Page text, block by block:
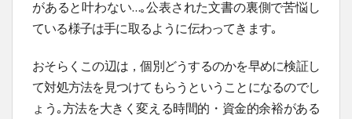
があると叶わない…｡公表された文書の裏側で苦悩し
ている様子は手に取るように伝わってきます｡
おそらくこの辺は，個別どうするのかを早めに検証し
て対処方法を見つけてもらうということになるのでし
ょう｡方法を大きく変える時間的・資金的余裕がある